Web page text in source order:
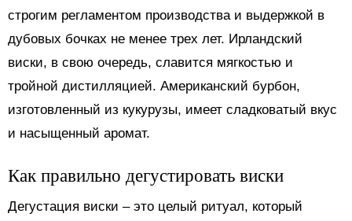
строгим регламентом производства и выдержкой в
дубовых бочках не менее трех лет. Ирландский
виски, в свою очередь, славится мягкостью и
тройной дистилляцией. Американский бурбон,
изготовленный из кукурузы, имеет сладковатый вкус
и насыщенный аромат.
Как правильно дегустировать виски
Дегустация виски – это целый ритуал, который